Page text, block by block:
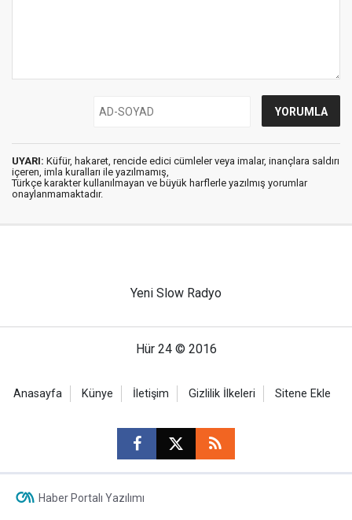
UYARI: Küfür, hakaret, rencide edici cümleler veya imalar, inançlara saldırı
içeren, imla kuralları ile yazılmamış,
Türkçe karakter kullanılmayan ve büyük harflerle yazılmış yorumlar
onaylanmamaktadır.
Yeni Slow Radyo
Hür 24 © 2016
Anasayfa Künye İletişim Gizlilik İlkeleri Sitene Ekle
Haber Portalı Yazılımı